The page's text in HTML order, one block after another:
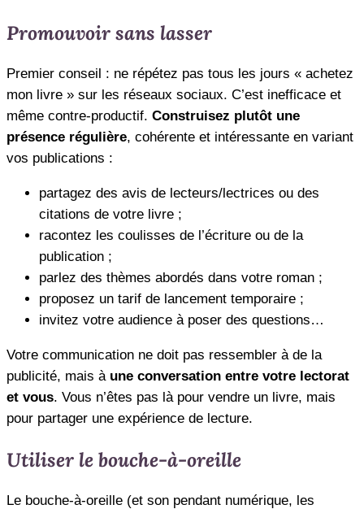
Promouvoir sans lasser
Premier conseil : ne répétez pas tous les jours « achetez
mon livre » sur les réseaux sociaux. C’est inefficace et
même contre-productif. Construisez plutôt une
présence régulière, cohérente et intéressante en variant
vos publications :
partagez des avis de lecteurs/lectrices ou des
citations de votre livre ;
racontez les coulisses de l’écriture ou de la
publication ;
parlez des thèmes abordés dans votre roman ;
proposez un tarif de lancement temporaire ;
invitez votre audience à poser des questions…
Votre communication ne doit pas ressembler à de la
publicité, mais à une conversation entre votre lectorat
et vous. Vous n’êtes pas là pour vendre un livre, mais
pour partager une expérience de lecture.
Utiliser le bouche-à-oreille
Le bouche-à-oreille (et son pendant numérique, les